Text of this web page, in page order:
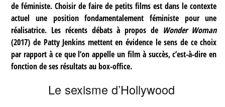
de féministe. Choisir de faire de petits films est dans le contexte
actuel une position fondamentalement féministe pour une
réalisatrice. Les récents débats à propos de Wonder Woman
(2017) de Patty Jenkins mettent en évidence le sens de ce choix
par rapport à ce que l’on appelle un film à succès, c’est-à-dire en
fonction de ses résultats au box-office.
Le sexisme d’Hollywood